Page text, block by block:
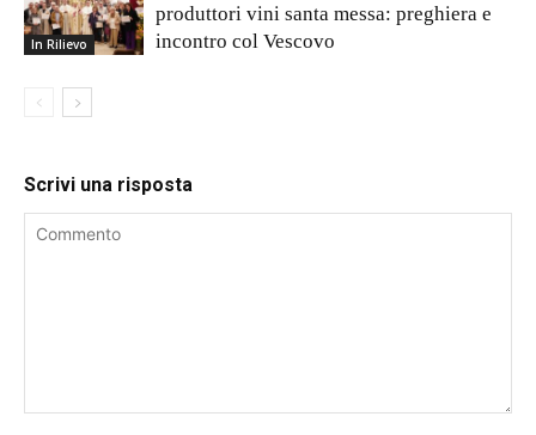
In Rilievo
produttori vini santa messa: preghiera e
incontro col Vescovo
Scrivi una risposta